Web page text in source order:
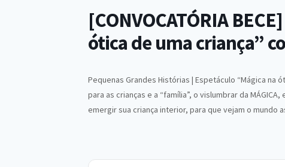
[CONVOCATÓRIA
ótica de uma criança”
Pequenas Grandes Histórias | Espetáculo “Mágica na
para as crianças e a “família”, o vislumbrar da
emergir sua criança interior, para que vejam o mundo